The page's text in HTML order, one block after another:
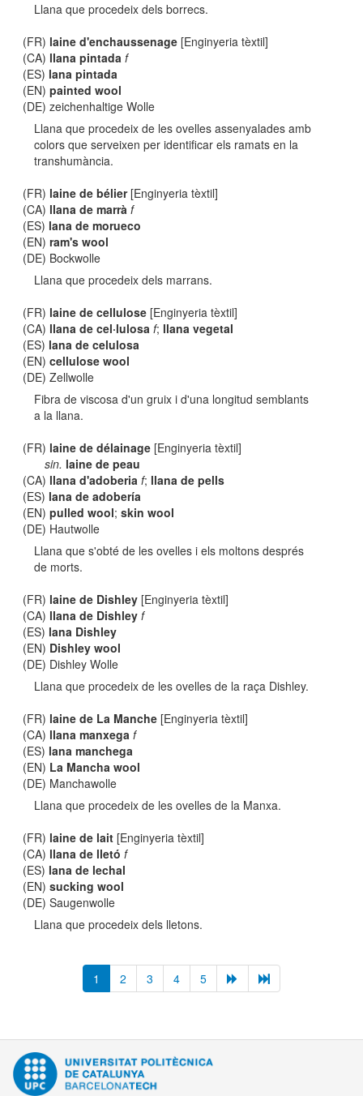
Llana que procedeix dels borrecs.
(FR) laine d'enchaussenage [Enginyeria tèxtil]
(CA) llana pintada f
(ES) lana pintada
(EN)painted wool
(DE) zeichenhaltige Wolle
Llana que procedeix de les ovelles assenyalades amb
colors que serveixen per identificar els ramats en la
transhumància.
(FR) laine de bélier[Enginyeria tèxtil]
(CA) llana de marrà f
(ES) lana de morueco
(EN)ram's wool
(DE) Bockwolle
Llana que procedeix dels marrans.
(FR) laine de cellulose [Enginyeria tèxtil]
(CA) llana de cel·lulosa f; llana vegetal
(ES) lana de celulosa
(EN)cellulose wool
(DE) Zellwolle
Fibra de viscosa d'un gruix i d'una longitud semblants
a la llana.
(FR) laine de délainage [Enginyeria tèxtil]
sin. laine de peau
(CA) llana d'adoberia f; llana de pells
(ES) lana de adobería
(EN)pulled wool;skin wool
(DE) Hautwolle
Llana que s'obté de les ovelles i els moltons després
de morts.
(FR) laine de Dishley [Enginyeria tèxtil]
(CA) llana de Dishley f
(ES) lana Dishley
(EN) Dishley wool
(DE) Dishley Wolle
Llana que procedeix de les ovelles de la raça Dishley.
(FR) laine de La Manche [Enginyeria tèxtil]
(CA) llana manxega f
(ES) lana manchega
(EN) La Mancha wool
(DE) Manchawolle
Llana que procedeix de les ovelles de la Manxa.
(FR) laine de lait [Enginyeria tèxtil]
(CA) llana de lletó f
(ES) lana de lechal
(EN)sucking wool
(DE) Saugenwolle
Llana que procedeix dels lletons.
1 2 3 4 5